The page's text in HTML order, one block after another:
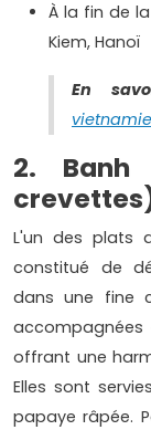
À la fin de
Kiem, Hanoï
En
2. Banh
L'un des plats
constitué de
dans une fine
offrant une
Elles sont
papaye râpée.